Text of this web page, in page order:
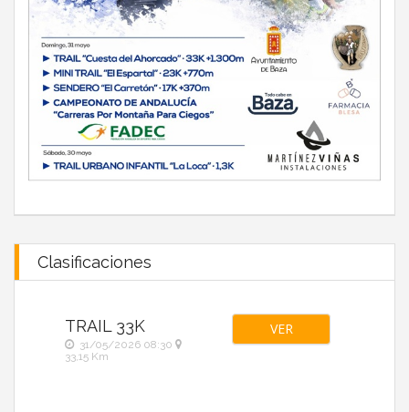
Clasificaciones
TRAIL 33K
31/05/2026 08:30
33,15 Km
VER